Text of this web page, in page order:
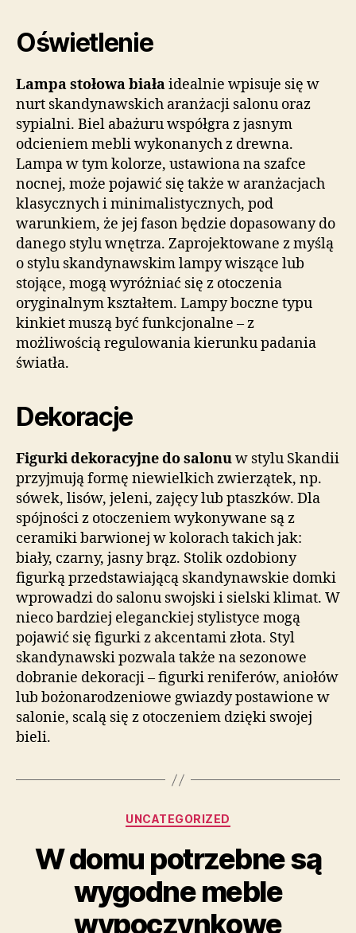
Oświetlenie
Lampa stołowa białaidealnie wpisuje się w
nurt skandynawskich aranżacji salonu oraz
sypialni. Biel abażuru współgra z jasnym
odcieniem mebli wykonanych z drewna.
Lampa w tym kolorze, ustawiona na szafce
nocnej, może pojawić się także w aranżacjach
klasycznych i minimalistycznych, pod
warunkiem, że jej fason będzie dopasowany do
danego stylu wnętrza. Zaprojektowane z myślą
o stylu skandynawskim lampy wiszące lub
stojące, mogą wyróżniać się z otoczenia
oryginalnym kształtem. Lampy boczne typu
kinkiet muszą być funkcjonalne – z
możliwością regulowania kierunku padania
światła.
Dekoracje
Figurki dekoracyjne do salonuw stylu Skandii
przyjmują formę niewielkich zwierzątek, np.
sówek, lisów, jeleni, zajęcy lub ptaszków. Dla
spójności z otoczeniem wykonywane są z
ceramiki barwionej w kolorach takich jak:
biały, czarny, jasny brąz. Stolik ozdobiony
figurką przedstawiającą skandynawskie domki
wprowadzi do salonu swojski i sielski klimat. W
nieco bardziej eleganckiej stylistyce mogą
pojawić się figurki z akcentami złota. Styl
skandynawski pozwala także na sezonowe
dobranie dekoracji – figurki reniferów, aniołów
lub bożonarodzeniowe gwiazdy postawione w
salonie, scalą się z otoczeniem dzięki swojej
bieli.
Kategorie
UNCATEGORIZED
W domu potrzebne są
wygodne meble
wypoczynkowe